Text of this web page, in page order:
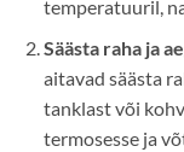
temperatuuril,
Säästa raha ja
aitavad säästa
tanklast või
termosesse ja